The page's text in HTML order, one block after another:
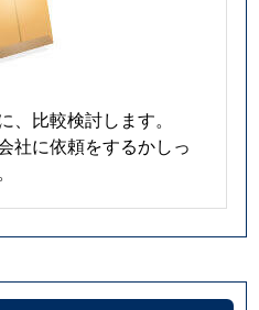
、比較検討します。
社に依頼をするかしっ